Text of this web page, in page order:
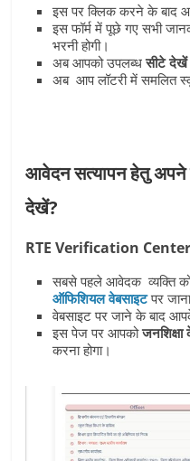
इस पर क्लिक करने के बाद
इस फॉर्म में पूछे गए सभी
भरनी होगी।
अब आपको उपलब्धसीटे देखें
अब आप लॉटरी में समलित
आवेदन सत्यापन हेतु अपने
देखें?
RTE Verification
सबसे पहले आवेदक व्यक्ति
ऑफिशियल वेबसाइटपर
वेबसाइट पर जाने के बाद
इस पेज पर आपको
करना होगा।